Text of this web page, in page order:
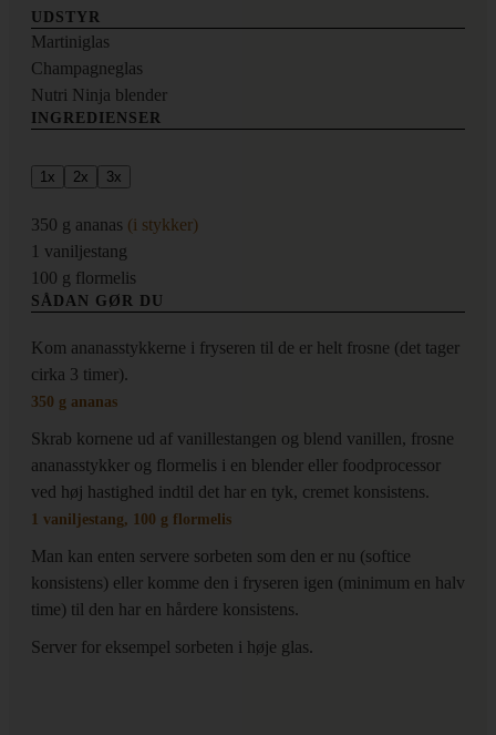
UDSTYR
Martiniglas
Champagneglas
Nutri Ninja blender
INGREDIENSER
1x 2x 3x
350 g ananas (i stykker)
1 vaniljestang
100 g flormelis
SÅDAN GØR DU
Kom ananasstykkerne i fryseren til de er helt frosne (det tager
cirka 3 timer).
350 g ananas
Skrab kornene ud af vanillestangen og blend vanillen, frosne
ananasstykker og flormelis i en blender eller foodprocessor
ved høj hastighed indtil det har en tyk, cremet konsistens.
1 vaniljestang, 100 g flormelis
Man kan enten servere sorbeten som den er nu (softice
konsistens) eller komme den i fryseren igen (minimum en halv
time) til den har en hårdere konsistens.
Server for eksempel sorbeten i høje glas.